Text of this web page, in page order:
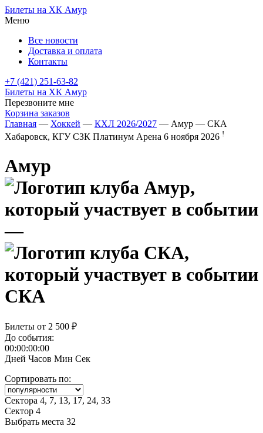
Билеты на ХК Амур
Меню
Все новости
Доставка и оплата
Контакты
+7 (421) 251-63-82
Билеты на ХК Амур
Перезвоните мне
Корзина заказов
Главная — Хоккей — КХЛ 2026/2027 — Амур — СКА
Хабаровск, КГУ СЗК Платинум Арена 6 ноября 2026 !
Амур
—
СКА
Билеты от 2 500 ₽
До события:
00:00:00:00
Дней Часов Мин Сек
Сортировать по:
Сектора 4, 7, 13, 17, 24, 33
Сектор 4
Выбрать места 32